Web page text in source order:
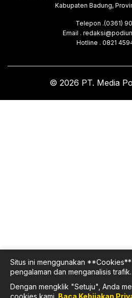
Kabupaten Badung,
Telepon .(0361)
Email .
Hotline . 0821
© 2026 PT. Media
Situs ini menggunakan
pengalaman dan menganalisis trafik.
Dengan mengklik "Setuju", Anda
cookies kami. Baca Kebijakan